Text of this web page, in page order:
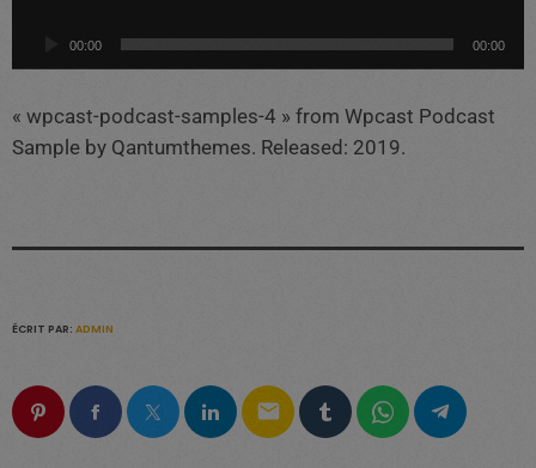
a
u
00:00 00:00
« wpcast-podcast-samples-4 » from Wpcast Podcast
Sample by Qantumthemes. Released: 2019.
ÉCRIT PAR: ADMIN
email